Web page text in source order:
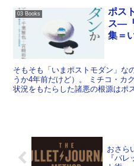
03 Books
ポス
ス―
集＝
そもそも「いまポストモダン」な
うか4年前だけど）。 ミチコ・カ
状況をもたらした諸悪の根源はポ
おさら
『バ